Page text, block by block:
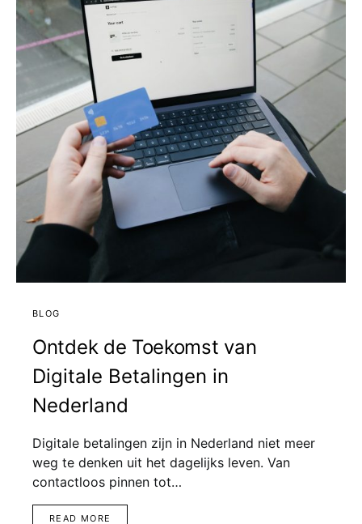
BLOG
Ontdek de Toekomst van
Digitale Betalingen in
Nederland
Digitale betalingen zijn in Nederland niet meer
weg te denken uit het dagelijks leven. Van
contactloos pinnen tot…
READ MORE